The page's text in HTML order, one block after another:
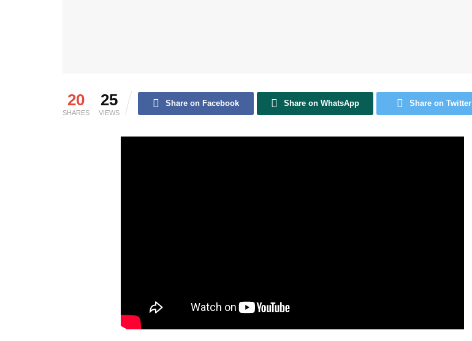
20
SHARES
25
VIEWS
Share on Facebook Share on WhatsApp Share on Twitter